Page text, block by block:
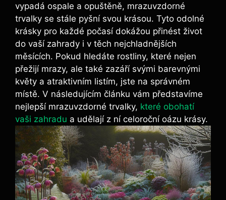
vypadá ospale a opuštěně, mrazuvzdorné
trvalky se stále pyšní svou krásou. Tyto odolné
krásky pro každé počasí dokážou přinést život
do vaší zahrady i v těch nejchladnějších
měsících. Pokud hledáte rostliny, které nejen
přežijí mrazy, ale také zazáří svými barevnými
květy a atraktivním listím, jste na správném
místě. V následujícím článku vám představíme
nejlepší mrazuvzdorné trvalky, které obohatí
vaši zahradu a udělají z ní celoroční oázu krásy.